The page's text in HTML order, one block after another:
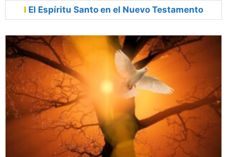
El Espíritu Santo en el Nuevo Testamento